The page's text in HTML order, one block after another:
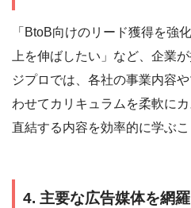
「BtoB向けのリード獲得を強
上を伸ばしたい」など、企業
ジプロでは、各社の事業内容
わせてカリキュラムを柔軟に
直結する内容を効率的に学ぶこ
4. 主要な広告媒体を網